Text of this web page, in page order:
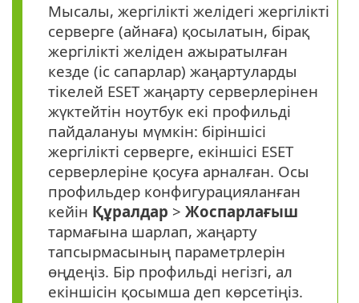
Мысалы, жергілікті желідегі жергілікті
серверге (айнаға) қосылатын, бірақ
жергілікті желіден ажыратылған
кезде (іс сапарлар) жаңартуларды
тікелей ESET жаңарту серверлерінен
жүктейтін ноутбук екі профильді
пайдалануы мүмкін: біріншісі
жергілікті серверге, екіншісі ESET
серверлеріне қосуға арналған. Осы
профильдер конфигурацияланған
кейін Құралдар > Жоспарлағыш
тармағына шарлап, жаңарту
тапсырмасының параметрлерін
өңдеңіз. Бір профильді негізгі, ал
екіншісін қосымша деп көрсетіңіз.